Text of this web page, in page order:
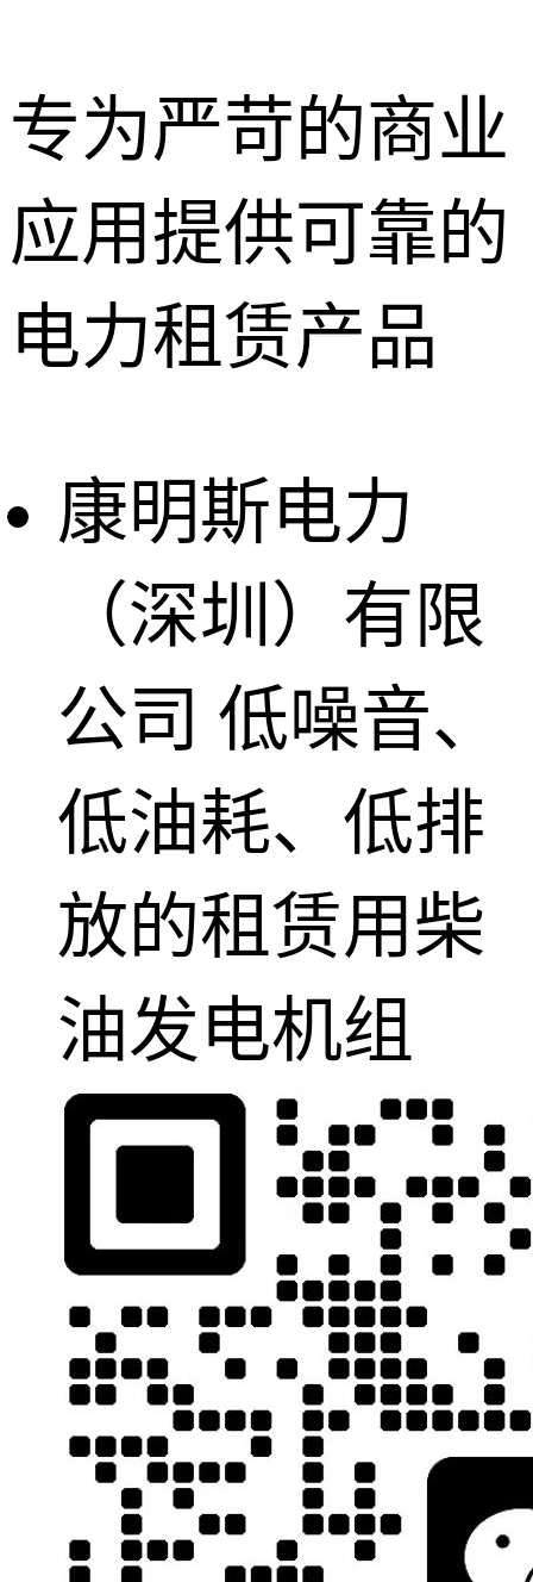
专为严苛的商业
应用提供可靠的
电力租赁产品
康明斯电力
（深圳）有限
公司 低噪音、
低油耗、低排
放的租赁用柴
油发电机组
深圳租赁服
惠州租赁服
务
东莞租赁服